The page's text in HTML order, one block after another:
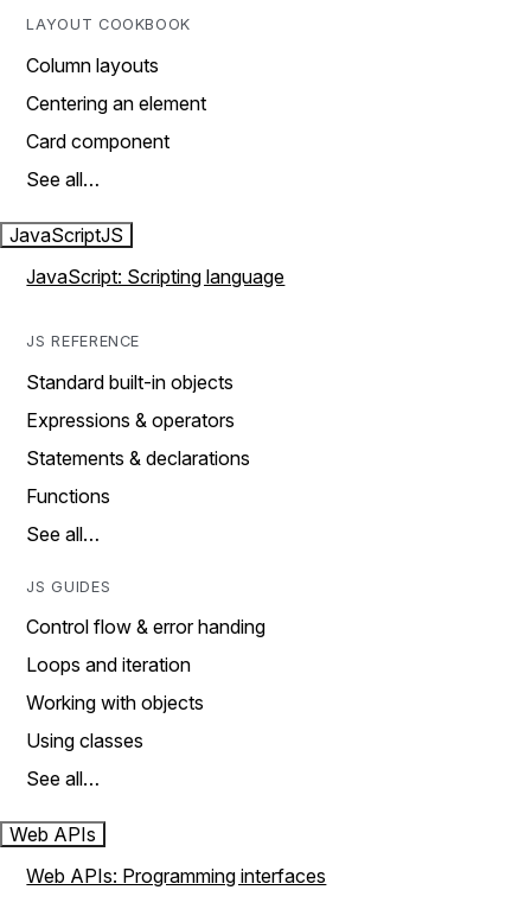
LAYOUT COOKBOOK
Column layouts
Centering an element
Card component
See all…
JavaScriptJS
JavaScript: Scripting language
JS REFERENCE
Standard built-in objects
Expressions & operators
Statements & declarations
Functions
See all…
JS GUIDES
Control flow & error handing
Loops and iteration
Working with objects
Using classes
See all…
Web APIs
Web APIs: Programming interfaces